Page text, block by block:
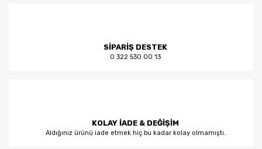
SİPARİŞ DESTEK
0 322 530 00 13
KOLAY İADE & DEĞİŞİM
Aldığınız ürünü iade etmek hiç bu kadar kolay olmamıştı.